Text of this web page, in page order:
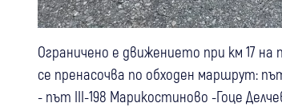
Ограничено е движението при км 17
се пренасочва по обходен маршрут:
- път III-198 Марикостиново -Гоце